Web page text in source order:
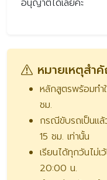
อนุญาตได้เลยค่ะ
หมายเหตุสำ
หลักสูตรพร้อมท
ชม.
กรณีขับรถเป็นแ
15 ชม. เท่านั้น
เรียนได้ทุกวันไม่
20:00 น.